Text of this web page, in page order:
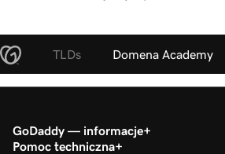
TLDs Domena Academy
GoDaddy — informacje
Pomoc techniczna